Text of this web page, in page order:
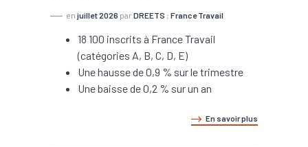
en juillet 2026 par DREETS ; France Travail
18 100 inscrits à France Travail
(catégories A, B, C, D, E)
Une hausse de 0,9 % sur le trimestre
Une baisse de 0,2 % sur un an
En savoir plus